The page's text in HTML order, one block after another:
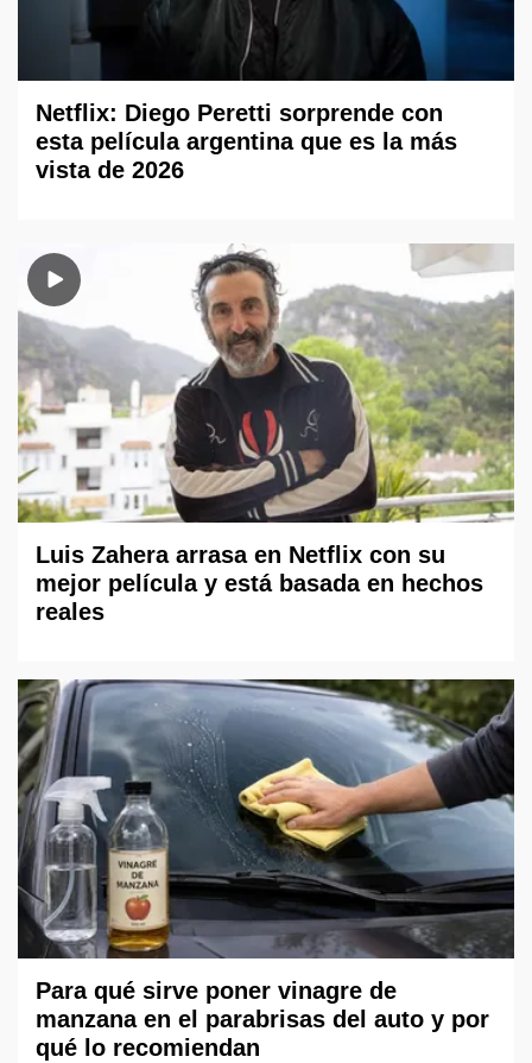
Netflix: Diego Peretti sorprende con
esta película argentina que es la más
vista de 2026
Luis Zahera arrasa en Netflix con su
mejor película y está basada en hechos
reales
Para qué sirve poner vinagre de
manzana en el parabrisas del auto y por
qué lo recomiendan